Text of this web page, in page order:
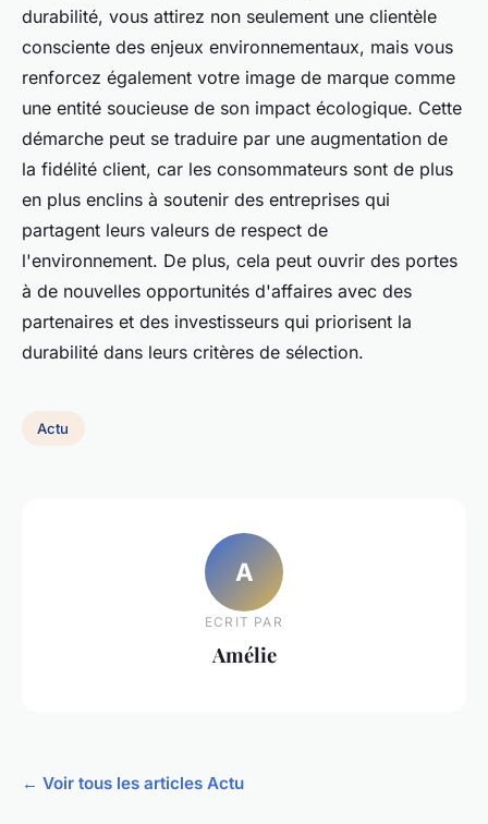
durabilité, vous attirez non seulement une clientèle
consciente des enjeux environnementaux, mais vous
renforcez également votre image de marque comme
une entité soucieuse de son impact écologique. Cette
démarche peut se traduire par une augmentation de
la fidélité client, car les consommateurs sont de plus
en plus enclins à soutenir des entreprises qui
partagent leurs valeurs de respect de
l'environnement. De plus, cela peut ouvrir des portes
à de nouvelles opportunités d'affaires avec des
partenaires et des investisseurs qui priorisent la
durabilité dans leurs critères de sélection.
Actu
A
ECRIT PAR
Amélie
← Voir tous les articles Actu